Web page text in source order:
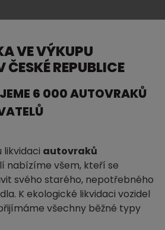
VE VÝKUPU
REPUBLICE
6 000 AUTOVRAKŮ
likvidaci autovraků
nabízíme všem, kteří se
svého starého, nepotřebného
K ekologické likvidaci vozidel
všechny běžné typy